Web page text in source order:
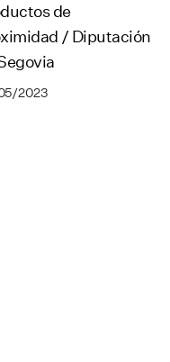
de
/ Diputación
2023